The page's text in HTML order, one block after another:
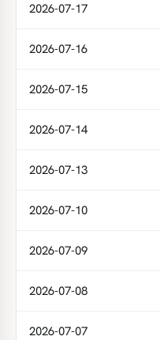
2026-07-17
2026-07-16
2026-07-15
2026-07-14
2026-07-13
2026-07-10
2026-07-09
2026-07-08
2026-07-07